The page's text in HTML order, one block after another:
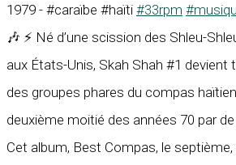
1979 - #caraïbe #haïti #33rpm
🎶 ⚡ Né d’une scission des Shleu-
aux États-Unis, Skah Shah #1 devient
des groupes phares du compas
deuxième moitié des années 70 par
Cet album, Best Compas, le